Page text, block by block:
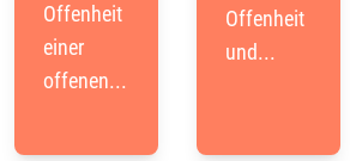
Offenheit
einer
offenen...
Offenheit
und...